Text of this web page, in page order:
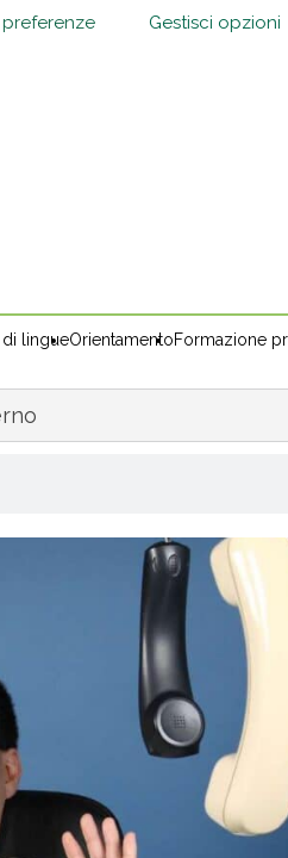
Gestisci opzioni
lingueOrientamentoFormazione